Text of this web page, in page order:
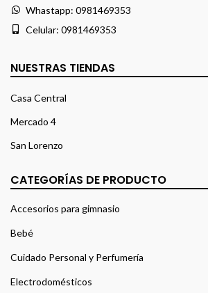
Whastapp: 0981469353
Celular: 0981469353
NUESTRAS TIENDAS
Casa Central
Mercado 4
San Lorenzo
CATEGORÍAS DE PRODUCTO
Accesorios para gimnasio
Bebé
Cuidado Personal y Perfumería
Electrodomésticos